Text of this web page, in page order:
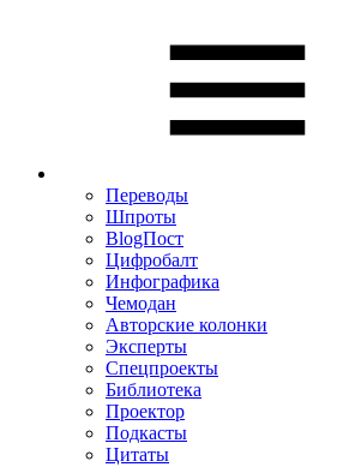
Переводы
Шпроты
BlogПост
Цифробалт
Инфографика
Чемодан
Авторские колонки
Эксперты
Спецпроекты
Библиотека
Проектор
Подкасты
Цитаты